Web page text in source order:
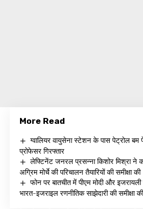
More Read
ग्वालियर वायुसेना स्टेशन के पास पेट्रोल
प्रोफेसर गिरफ्तार
लेफ्टिनेंट जनरल प्रसन्ना किशोर मिश्रा ने
अग्रिम मोर्चे की परिचालन तैयारियों की समीक्षा की
फोन पर बातचीत में पीएम मोदी और
भारत-इजराइल रणनीतिक साझेदारी की समीक्षा की